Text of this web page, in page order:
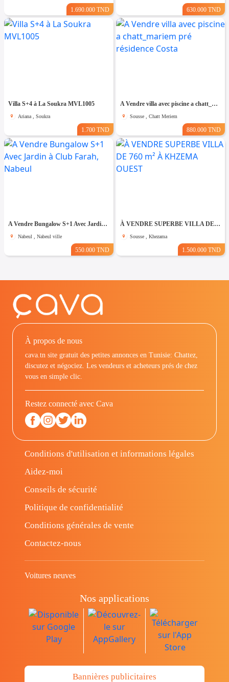
1.690.000 TND 630.000 TND
Villa S+4 à La Soukra MVL1005
Ariana , Soukra
1.700 TND
A Vendre villa avec piscine a chatt_mariem pré résidence Costa
Sousse , Chatt Meriem
880.000 TND
A Vendre Bungalow S+1 Avec Jardin à Club Farah, Nabeul
Nabeul , Nabeul ville
550.000 TND
À VENDRE SUPERBE VILLA DE 760 m² À KHZEMA OUEST
Sousse , Khezama
1.500.000 TND
À propos de nous
cava.tn site gratuit des petites annonces en Tunisie: Chattez,
discutez et négociez. Les vendeurs et acheteurs prés de chez
vous en simple clic.
Restez connecté avec Cava
Conditions d'utilisation et informations légales
Aidez-moi
Conseils de sécurité
Politique de confidentialité
Conditions générales de vente
Contactez-nous
Voitures neuves
Nos applications
Bannières publicitaires